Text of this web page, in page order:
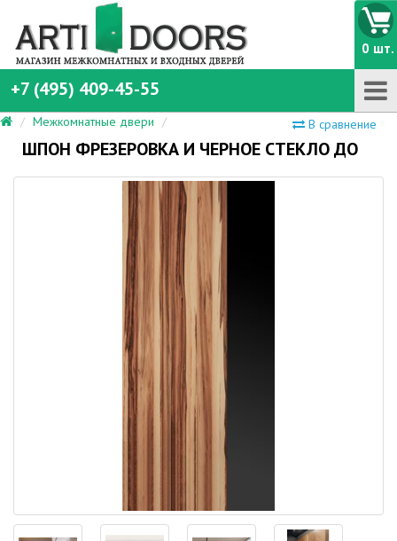
+7 (495) 409-45-55
0 шт.
В сравнение
Межкомнатные двери
ШПОН ФРЕЗЕРОВКА И ЧЕРНОЕ СТЕКЛО ДО